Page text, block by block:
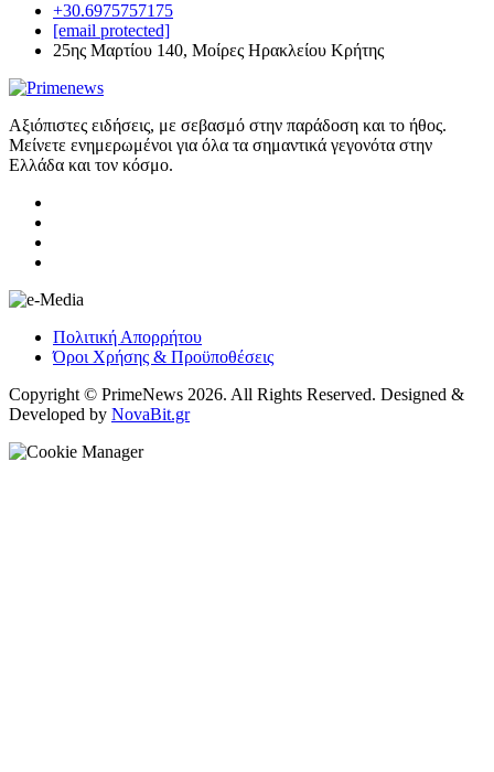
+30.6975757175
[email protected]
25ης Μαρτίου 140, Μοίρες Ηρακλείου Κρήτης
Αξιόπιστες ειδήσεις, με σεβασμό στην παράδοση και το ήθος.
Μείνετε ενημερωμένοι για όλα τα σημαντικά γεγονότα στην
Ελλάδα και τον κόσμο.
Πολιτική Απορρήτου
Όροι Χρήσης & Προϋποθέσεις
Copyright © PrimeNews 2026. All Rights Reserved. Designed &
Developed by NovaBit.gr